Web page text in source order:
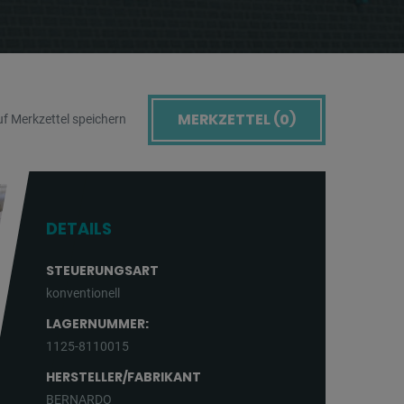
Merkzettel speichern MERKZETTEL (0)
DETAILS
STEUERUNGSART
konventionell
LAGERNUMMER:
1125-8110015
HERSTELLER/FABRIKANT
BERNARDO